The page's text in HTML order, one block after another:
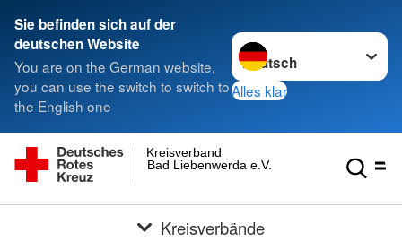
Sie befinden sich auf der
deutschen Website
You are on the German website,
you can use the switch to switch to
the English one
Sprache wechseln zu
Alles klar
Bad Liebenwerda e.V.
Kreisverband
Kreisverbände